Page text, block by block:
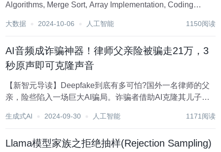
Algorithms, Merge Sort, Array Implementation, Coding
大数据 2024-10-06 人工智能 1150阅读
AI音频成诈骗神器！律师父亲险被骗走21万，3
秒原声即可克隆声音
【新智元导读】Deepfake到底有多可怕?国外一名律师的父
亲，险些陷入一场巨大AI骗局。诈骗者借助AI克隆其儿子的
时，科学家们也在寻找破魔之道。 AI泛滥成灾的时代，真假
生成式AI 2024-09-30 人工智能 1171阅读
Llama模型家族之拒绝抽样(Rejection Sampling)